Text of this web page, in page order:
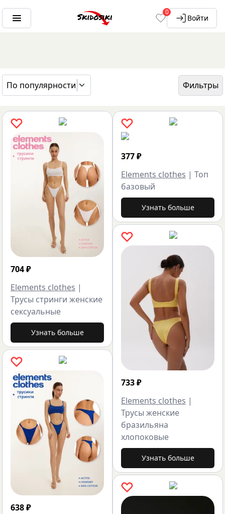
0
Войти
По популярности
Фильтры
ГЛАВНАЯ
БРЕНДЫ ELEMENTS CLOTHES
704₽
Elements clothes |
Трусы стринги женские
сексуальные
Узнать больше
638₽
377₽
Elements clothes | Топ
базовый
Узнать больше
733₽
Elements clothes |
Трусы женские
бразильяна
хлопоковые
Узнать больше